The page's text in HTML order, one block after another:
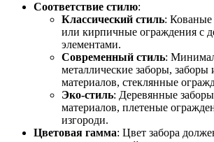
Соответствие стилю:
Классический стиль:
или кирпичные ограждения с
элементами.
Современный стиль:
металлические заборы, заборы
материалов, стеклянные
Эко-стиль: Деревянные
материалов, плетеные
изгороди.
Цветовая гамма: Цвет забора